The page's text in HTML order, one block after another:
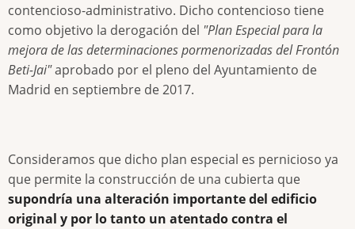
contencioso-administrativo. Dicho contencioso tiene
como objetivo la derogación del "Plan Especial para la
mejora de las determinaciones pormenorizadas del Frontón
Beti-Jai"aprobado por el pleno del Ayuntamiento de
Madrid en septiembre de 2017.
Consideramos que dicho plan especial es pernicioso ya
que permite la construcción de una cubierta que
supondría una alteración importante del edificio
original y por lo tanto un atentado contra el